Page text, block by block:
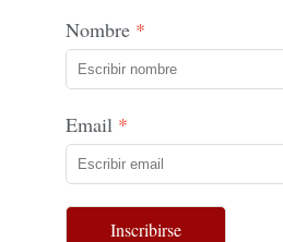
Nombre
Email
Inscribirse